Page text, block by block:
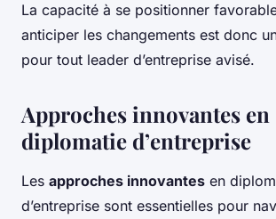
La capacité à se positionner
anticiper les changements est donc
pour tout leader d’entreprise avisé.
Approches innovantes en
diplomatie d’entreprise
Les approches innovantes en
d’entreprise sont essentielles pour